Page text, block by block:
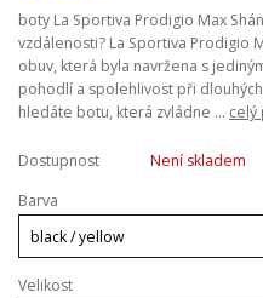
boty La Sportiva Prodigio Max
vzdálenosti? La Sportiva Prodigio
obuv, která byla navržena s
pohodlí a spolehlivost při
hledáte botu, která zvládne ... celý
Dostupnost
Není skladem
Barva
Velikost